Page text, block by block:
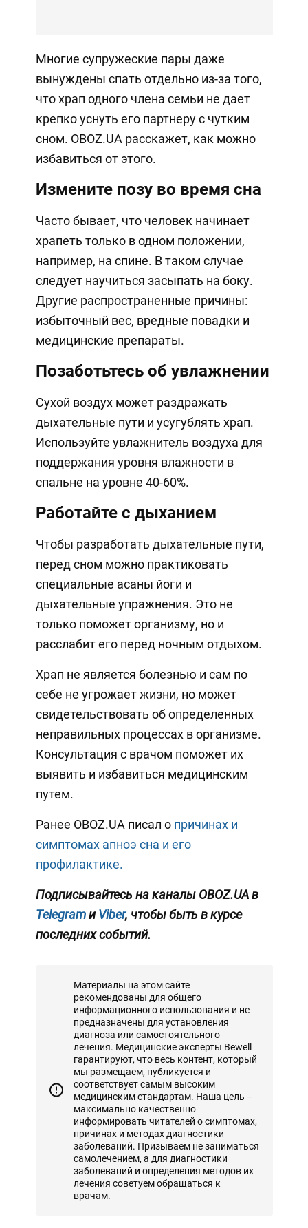
Многие супружеские пары даже
вынуждены спать отдельно из-за того,
что храп одного члена семьи не дает
крепко уснуть его партнеру с чутким
сном. OBOZ.UA расскажет, как можно
избавиться от этого.
Измените позу во время сна
Часто бывает, что человек начинает
храпеть только в одном положении,
например, на спине. В таком случае
следует научиться засыпать на боку.
Другие распространенные причины:
избыточный вес, вредные повадки и
медицинские препараты.
Позаботьтесь об увлажнении
Сухой воздух может раздражать
дыхательные пути и усугублять храп.
Используйте увлажнитель воздуха для
поддержания уровня влажности в
спальне на уровне 40-60%.
Работайте с дыханием
Чтобы разработать дыхательные пути,
перед сном можно практиковать
специальные асаны йоги и
дыхательные упражнения. Это не
только поможет организму, но и
расслабит его перед ночным отдыхом.
Храп не является болезнью и сам по
себе не угрожает жизни, но может
свидетельствовать об определенных
неправильных процессах в организме.
Консультация с врачом поможет их
выявить и избавиться медицинским
путем.
Ранее OBOZ.UA писал о причинах и
симптомах апноэ сна и его
профилактике.
Подписывайтесь на каналы OBOZ.UA в
TelegramиViber, чтобы быть в курсе
последних событий.
Материалы на этом сайте
рекомендованы для общего
информационного использования и не
предназначены для установления
диагноза или самостоятельного
лечения. Медицинские эксперты Bewell
гарантируют, что весь контент, который
мы размещаем, публикуется и
соответствует самым высоким
медицинским стандартам. Наша цель –
максимально качественно
информировать читателей о симптомах,
причинах и методах диагностики
заболеваний. Призываем не заниматься
самолечением, а для диагностики
заболеваний и определения методов их
лечения советуем обращаться к
врачам.